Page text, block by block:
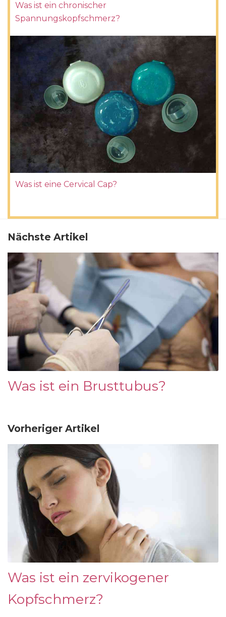
Was ist ein chronischer
Spannungskopfschmerz?
Was ist eine Cervical Cap?
Nächste Artikel
Was ist ein Brusttubus?
Vorheriger Artikel
Was ist ein zervikogener
Kopfschmerz?